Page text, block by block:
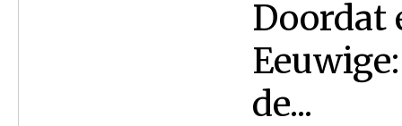
Doordat
de...